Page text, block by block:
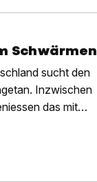
Schwärmen
sucht den
Inzwischen
das mit